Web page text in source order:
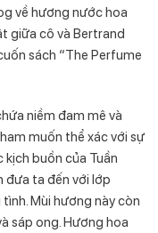
về hương nước hoa
giữa cô và Bertrand
sách “The Perfume
niềm đam mê và
muốn thể xác với sự
kịch buồn của Tuần
đưa ta đến với lớp
Mùi hương này còn
sáp ong. Hương hoa